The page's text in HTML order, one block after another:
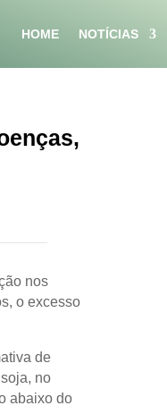
HOME NOTÍCIAS
nos
o excesso
de
no
abaixo do